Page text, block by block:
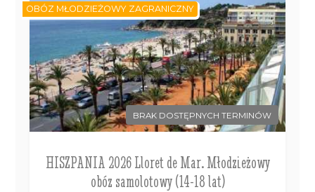
BRAK DOSTĘPNYCH TERMINÓW
HISZPANIA 2026 Lloret de Mar. Młodzieżowy
obóz samolotowy (14-18 lat)
OBÓZ MŁODZIEŻOWY ZAGRANICZNY